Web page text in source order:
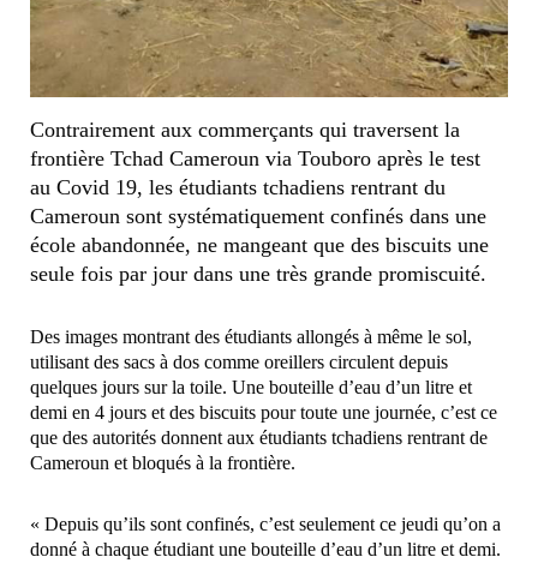
Contrairement aux commerçants qui traversent la
frontière Tchad Cameroun via Touboro après le test
au Covid 19, les étudiants tchadiens rentrant du
Cameroun sont systématiquement confinés dans une
école abandonnée, ne mangeant que des biscuits une
seule fois par jour dans une très grande promiscuité.
Des images montrant des étudiants allongés à même le sol,
utilisant des sacs à dos comme oreillers circulent depuis
quelques jours sur la toile. Une bouteille d’eau d’un litre et
demi en 4 jours et des biscuits pour toute une journée, c’est ce
que des autorités donnent aux étudiants tchadiens rentrant de
Cameroun et bloqués à la frontière.
« Depuis qu’ils sont confinés, c’est seulement ce jeudi qu’on a
donné à chaque étudiant une bouteille d’eau d’un litre et demi.